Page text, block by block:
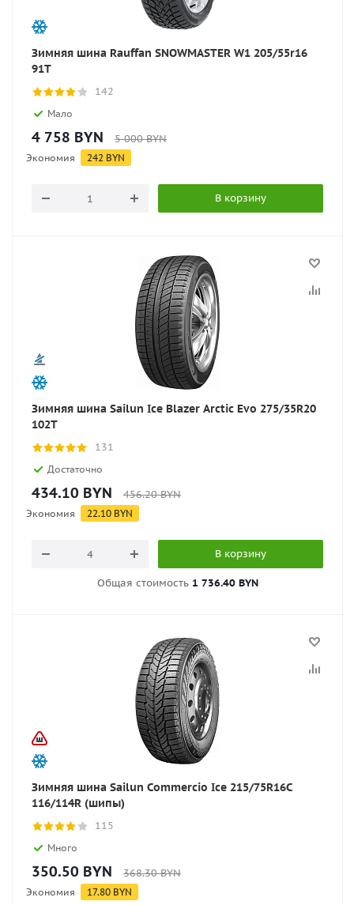
Зимняя шина Rauffan SNOWMASTER W1 205/55r16
91T
142
Мало
4 758 BYN 5 000BYN
Экономия 242 BYN
В корзину
Зимняя шина Sailun Ice Blazer Arctic Evo 275/35R20
102T
131
Достаточно
434.10 BYN 456.20BYN
Экономия 22.10 BYN
В корзину
Общая стоимость 1 736.40 BYN
Зимняя шина Sailun Commercio Ice 215/75R16C
116/114R (шипы)
115
Много
350.50 BYN 368.30BYN
Экономия 17.80 BYN